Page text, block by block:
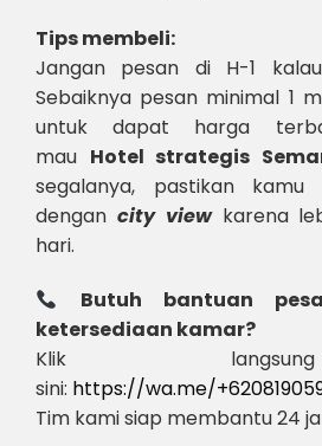
Tips membeli:
Jangan pesan di H-1
Sebaiknya pesan minimal 1
untuk dapat harga
mau Hotel strategis
segalanya, pastikan
dengan city viewkarena
hari.
Butuh bantuan
ketersediaan kamar?
Klik
sini: https://wa.me/
Tim kami siap membantu 24